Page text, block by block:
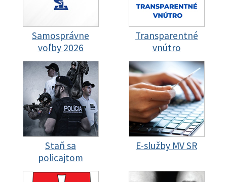
Samosprávne
voľby 2026
Transparentné
vnútro
Staň sa
policajtom
E-služby MV SR